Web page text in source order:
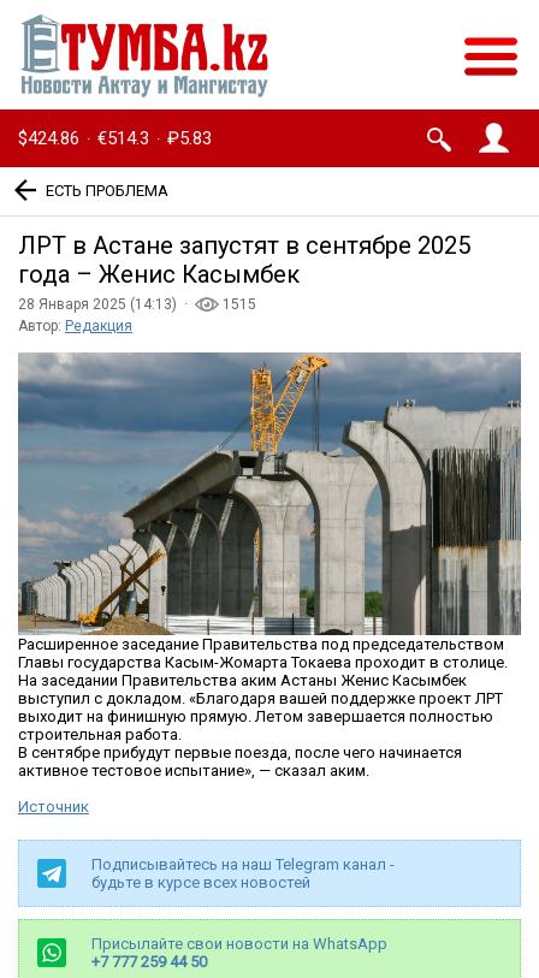
$424.86 · €514.3 · ₽5.83
ЕСТЬ ПРОБЛЕМА
ЛРТ в Астане запустят в сентябре 2025
года – Женис Касымбек
28 Января 2025 (14:13) ·
1515
Автор: Редакция
Расширенное заседание Правительства под председательством
Главы государства Касым-Жомарта Токаева проходит в столице.
На заседании Правительства аким Астаны Женис Касымбек
выступил с докладом. «Благодаря вашей поддержке проект ЛРТ
выходит на финишную прямую. Летом завершается полностью
строительная работа.
В сентябре прибудут первые поезда, после чего начинается
активное тестовое испытание», — сказал аким.
Источник
Подписывайтесь на наш Telegram канал -
будьте в курсе всех новостей
Присылайте свои новости на WhatsApp
+7 777 259 44 50